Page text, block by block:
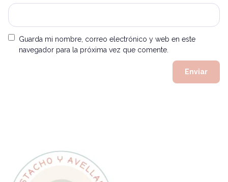
Guarda mi nombre, correo electrónico y web en este
navegador para la próxima vez que comente.